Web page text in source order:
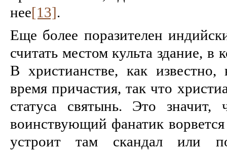
нее[13].
Еще более поразителен
считать местом культа здание, в
В христианстве, как известно,
время причастия, так что
статуса святынь. Это значит,
воинствующий фанатик
устроит там скандал или